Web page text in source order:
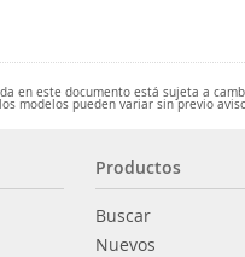
en este documento está sujeta a
modelos pueden variar sin previo
Productos
Buscar
Nuevos